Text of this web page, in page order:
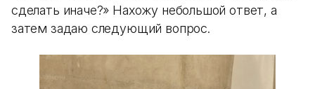
сделать иначе?» Нахожу небольшой ответ, а
затем задаю следующий вопрос.